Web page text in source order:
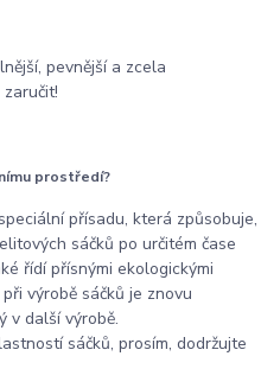
pevnější a zcela
prostředí?
přísadu, která způsobuje,
sáčků po určitém čase
řídí přísnými ekologickými
výrobě sáčků je znovu
v další výrobě.
sáčků, prosím, dodržujte